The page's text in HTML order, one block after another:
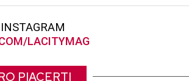
LACITYMAG
PIACERTI